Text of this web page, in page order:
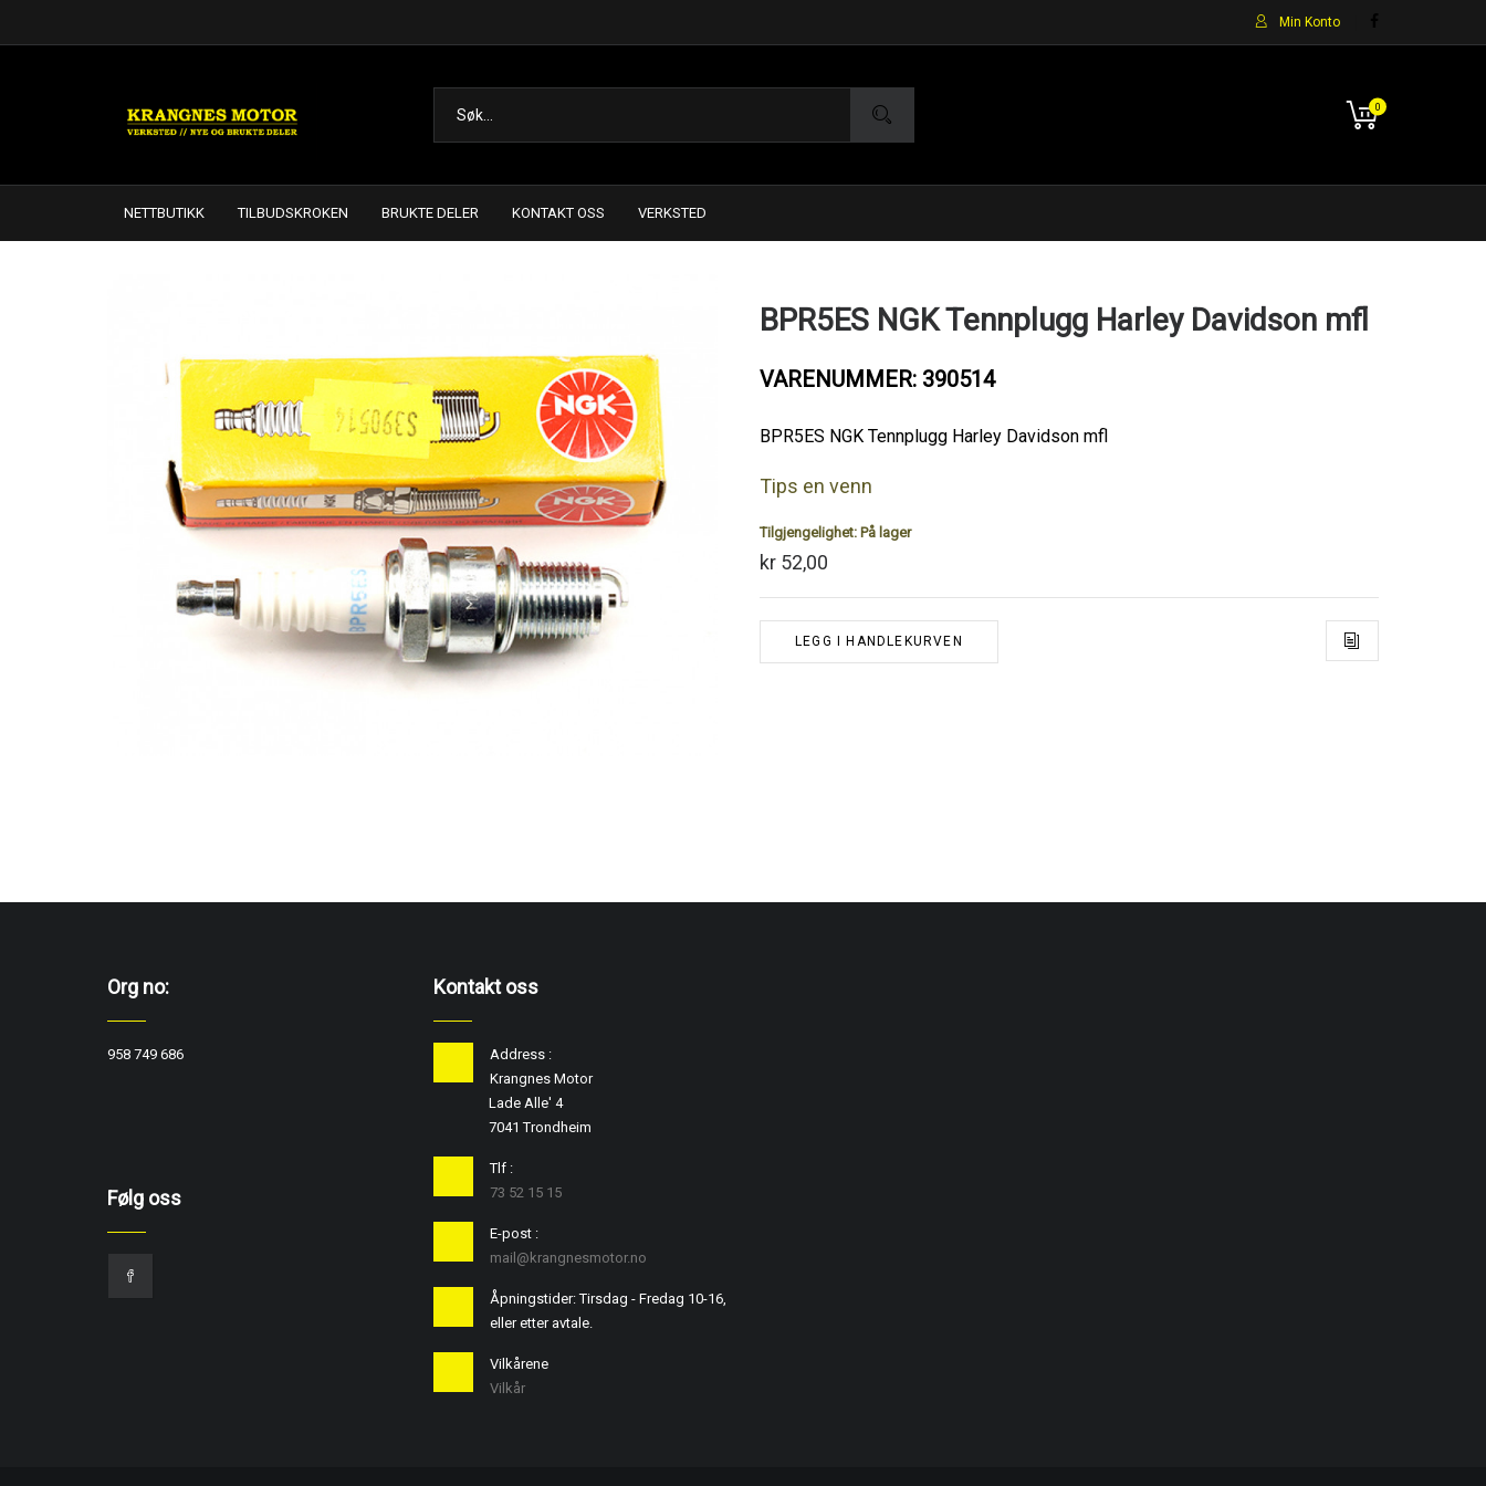
Min Konto
0
NETTBUTIKK TILBUDSKROKEN BRUKTE DELER KONTAKT OSS VERKSTED
BPR5ES NGK Tennplugg Harley Davidson mfl
VARENUMMER: 390514
BPR5ES NGK Tennplugg Harley Davidson mfl
Tips en venn
Tilgjengelighet: På lager
kr 52,00
LEGG I HANDLEKURVEN
Org no:
958 749 686
Følg oss
Kontakt oss
Address :
Krangnes Motor
Lade Alle' 4
7041 Trondheim
Tlf :
73 52 15 15
E-post :
mail@krangnesmotor.no
Åpningstider: Tirsdag - Fredag 10-16,
eller etter avtale.
Vilkårene
Vilkår